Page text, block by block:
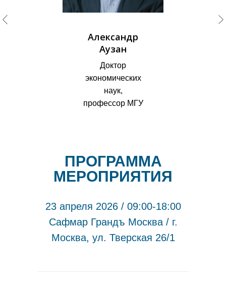
Александр
Аузан
Доктор
экономических
наук,
профессор МГУ
ПРОГРАММА
МЕРОПРИЯТИЯ
23 апреля 2026 / 09:00-18:00
Сафмар Грандъ Москва / г.
Москва, ул. Тверская 26/1